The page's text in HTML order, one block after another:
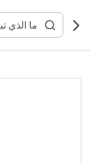
المحتوى
انتقل